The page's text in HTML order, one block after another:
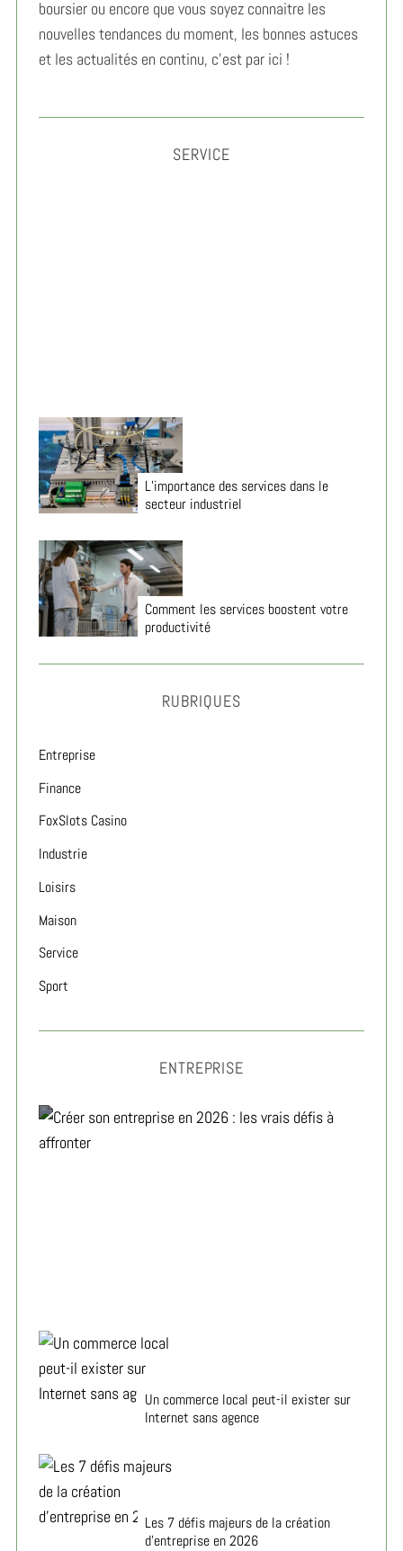
boursier ou encore que vous soyez connaitre les
nouvelles tendances du moment, les bonnes astuces
et les actualités en continu, c’est par ici !
SERVICE
L’importance des services dans le
secteur industriel
Comment les services boostent votre
productivité
RUBRIQUES
Entreprise
Finance
FoxSlots Casino
Industrie
Loisirs
Maison
Service
Sport
ENTREPRISE
Un commerce local peut-il exister sur
Internet sans agence
Les 7 défis majeurs de la création
d’entreprise en 2026